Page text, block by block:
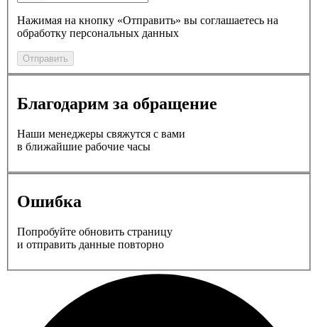
Нажимая на кнопку «Отправить» вы соглашаетесь на
обработку персональных данных
Отправить
Благодарим за обращение
Наши менеджеры свяжутся с вами
в ближайшие рабочие часы
Ошибка
Попробуйте обновить страницу
и отправить данные повторно